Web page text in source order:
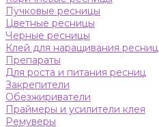
Пучковые ресницы
Цветные ресницы
Черные ресницы
Клей для наращивания ресниц
Препараты
Для роста и питания ресниц
Закрепители
Обезжириватели
Праймеры и усилители клея
Ремуверы